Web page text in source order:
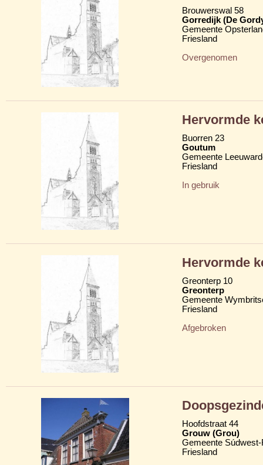
Brouwerswal 58
Gorredijk (De
Gemeente
Friesland
Overgenomen
Hervormde
Buorren 23
Goutum
Gemeente
Friesland
In gebruik
Hervormde
Greonterp 10
Greonterp
Gemeente
Friesland
Afgebroken
Hoofdstraat 44
Grouw (Grou)
Gemeente
Friesland